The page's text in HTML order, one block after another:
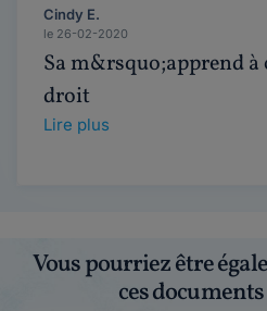
Cindy E.
le 26-02-2020
Sa m&rsquo;apprend
droit
Lire plus
Vous pourriez être
ces